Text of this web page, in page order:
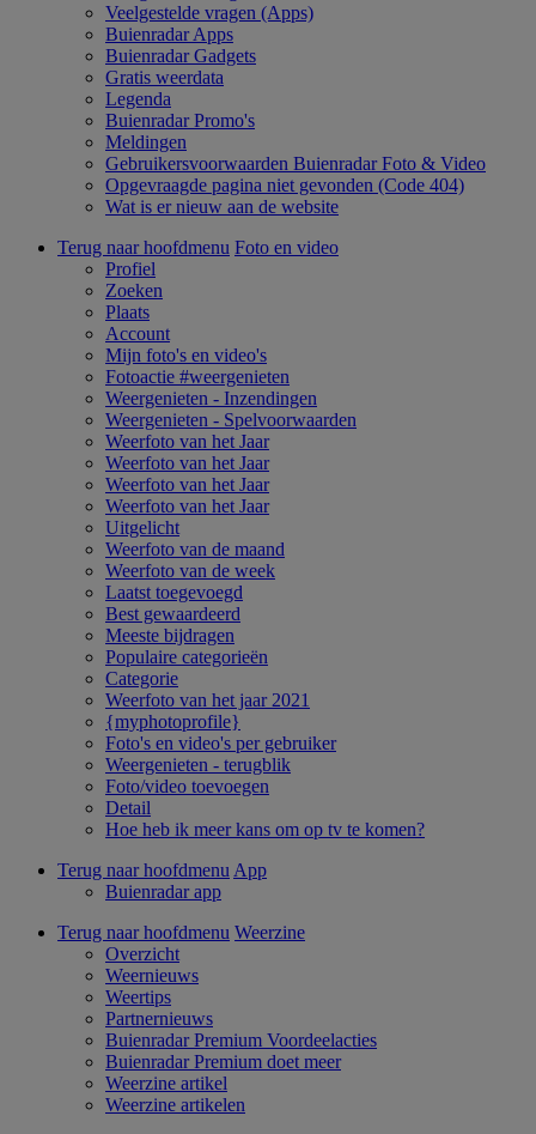
Veelgestelde vragen (Apps)
Buienradar Apps
Buienradar Gadgets
Gratis weerdata
Legenda
Buienradar Promo's
Meldingen
Gebruikersvoorwaarden Buienradar Foto & Video
Opgevraagde pagina niet gevonden (Code 404)
Wat is er nieuw aan de website
Terug naar hoofdmenu Foto en video
Profiel
Zoeken
Plaats
Account
Mijn foto's en video's
Fotoactie #weergenieten
Weergenieten - Inzendingen
Weergenieten - Spelvoorwaarden
Weerfoto van het Jaar
Weerfoto van het Jaar
Weerfoto van het Jaar
Weerfoto van het Jaar
Uitgelicht
Weerfoto van de maand
Weerfoto van de week
Laatst toegevoegd
Best gewaardeerd
Meeste bijdragen
Populaire categorieën
Categorie
Weerfoto van het jaar 2021
{myphotoprofile}
Foto's en video's per gebruiker
Weergenieten - terugblik
Foto/video toevoegen
Detail
Hoe heb ik meer kans om op tv te komen?
Terug naar hoofdmenu App
Buienradar app
Terug naar hoofdmenu Weerzine
Overzicht
Weernieuws
Weertips
Partnernieuws
Buienradar Premium Voordeelacties
Buienradar Premium doet meer
Weerzine artikel
Weerzine artikelen